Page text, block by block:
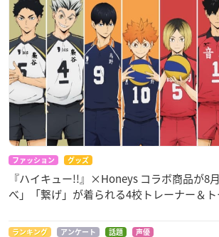
ファッション グッズ
『ハイキュー!!』×Honeys コラボ商品が8
べ」「繋げ」が着られる4校トレーナー＆
ランキング アンケート 話題 声優